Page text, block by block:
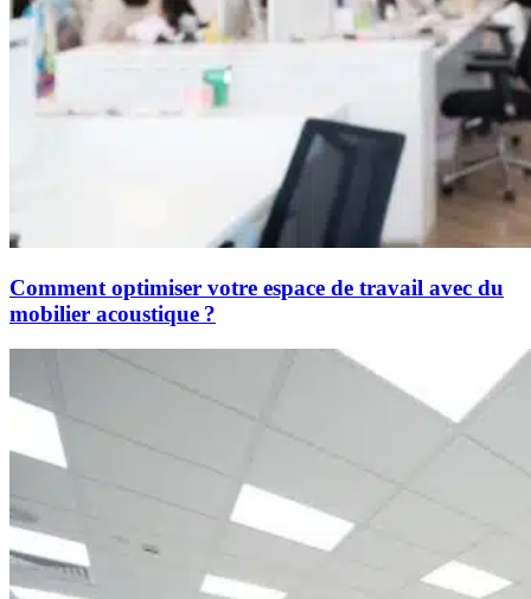
Comment optimiser votre espace de travail avec du
mobilier acoustique ?